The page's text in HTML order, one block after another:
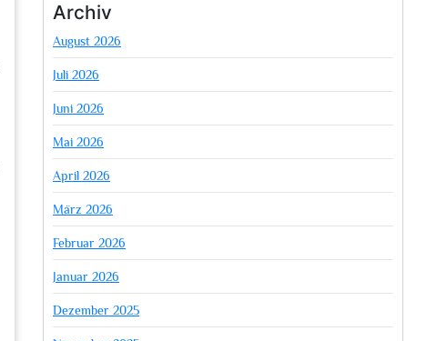
Archiv
August 2026
Juli 2026
Juni 2026
Mai 2026
April 2026
März 2026
Februar 2026
Januar 2026
Dezember 2025